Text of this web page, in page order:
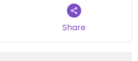
Share